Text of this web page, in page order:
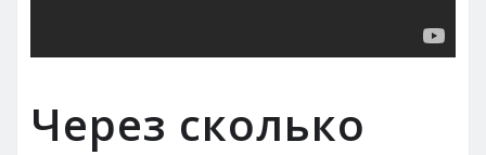
Через сколько